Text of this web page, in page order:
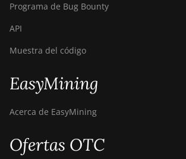
Programa de Bug Bounty
API
Muestra del código
EasyMining
Acerca de EasyMining
Ofertas OTC